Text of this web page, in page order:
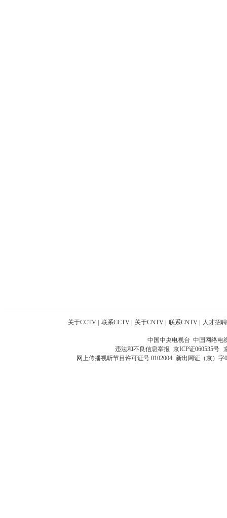
关于CCTV 联系CCTV 关于CNTV 联系CNTV 人才招聘
中国中央电视台 中国网络电
违法和不良信息举报 京ICP证060535号
网上传播视听节目许可证号 0102004 新出网证（京）